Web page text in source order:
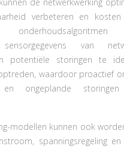
de netwerkwerking
verbeteren en kosten
onderhoudsalgoritmen
van
potentiële storingen te
waardoor proactief
ongeplande storingen
modellen kunnen ook
spanningsregeling en